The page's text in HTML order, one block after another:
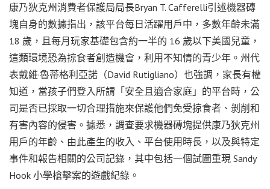
康乃狄克州消費者保護局局長Bryan T. Cafferelli引述機器磚
塊自身的數據指出，該平台每日活躍用戶中，多數年齡未滿
18 歲，且每月玩家基礎包含約一半的 16 歲以下美國兒童，
這類環境恐為掠食者創造機會，利用不知情的青少年。州代
表戴維·魯蒂格利亞諾（David Rutigliano）也強調，家長有權
知道，當孩子們登入所謂「安全且適合家庭」的平台時，公
司是否已採取一切合理措施來保護他們免受掠食者、剝削和
有害內容的侵害。據悉，調查要求機器磚塊提供康乃狄克州
用戶的年齡、由此產生的收入、平台使用時長，以及與特定
事件和報告相關的公司記錄，其中包括一個試圖重現 Sandy
Hook 小學槍擊案的遊戲紀錄。